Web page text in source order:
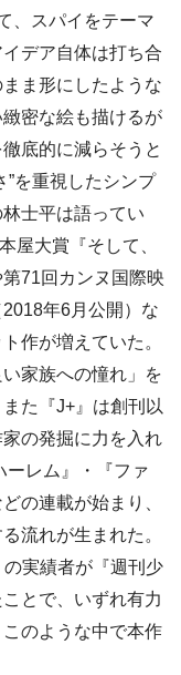
、スパイをテーマ
デア自体は打ち合
ま形にしたような
密な絵も描けるが
底的に減らそうと
”を重視したシンプ
士平は語ってい
屋大賞『そして、
71回カンヌ国際映
年6月公開）な
作が増えていた。
家族への憧れ」を
た『J+』は創刊以
の発掘に力を入れ
ーレム』・『ファ
の連載が始まり、
流れが生まれた。
実績者が『週刊少
とで、いずれ有力
のような中で本作